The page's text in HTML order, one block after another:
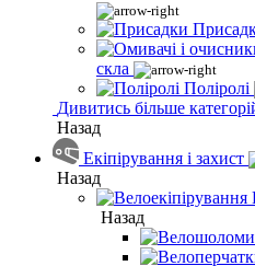
скла
Поліролі
Дивитись більше
Назад
Екіпірування і захист
Назад
Назад